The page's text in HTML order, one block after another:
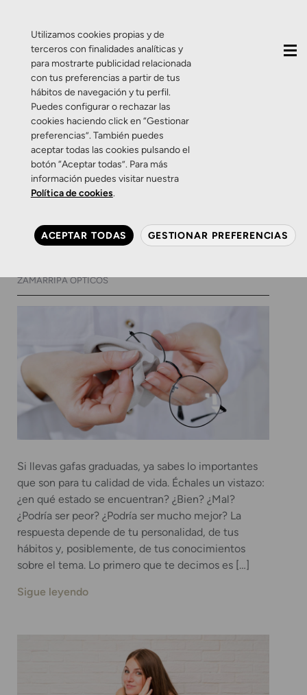
Etiqueta:cuidados
Consejos Productos Salud Visual
¿Cómo ver mejor durante
cuidar tus gafas!
ZAMARRIPA ÓPTICOS
Si llevas gafas graduadas, ya sabes lo importantes
que son para tu calidad de vida. Échales un vistazo:
¿en qué estado se encuentran? ¿Bien? ¿Mal?
¿Podría ser peor? ¿Podría ser mucho mejor? La
respuesta depende de tu personalidad, de tus
hábitos y, posiblemente, de tus conocimientos
sobre el tema. Lo primero que te decimos es […]
Sigue leyendo
Utilizamos cookies propias y de
terceros con finalidades analíticas y
para mostrarte publicidad relacionada
con tus preferencias a partir de tus
hábitos de navegación y tu perfil.
Puedes configurar o rechazar las
cookies haciendo click en “Gestionar
preferencias”. También puedes
aceptar todas las cookies pulsando el
botón “Aceptar todas”. Para más
información puedes visitar nuestra
Política de cookies.
ACEPTAR TODAS GESTIONAR PREFERENCIAS